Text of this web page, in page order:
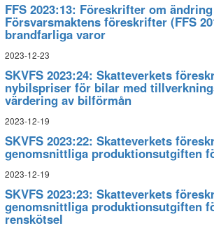
FFS 2023:13: Föreskrifter om
Försvarsmaktens föreskrifter (FFS
brandfarliga varor
2023-12-23
SKVFS 2023:24: Skatteverkets
nybilspriser för bilar med
värdering av bilförmån
2023-12-19
SKVFS 2023:22: Skatteverkets
genomsnittliga produktionsutgiften
2023-12-19
SKVFS 2023:23: Skatteverkets
genomsnittliga produktionsutgiften
renskötsel